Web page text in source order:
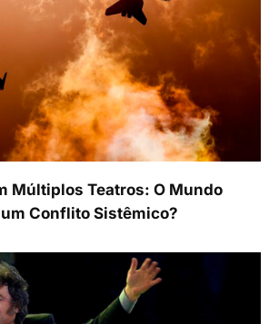
Múltiplos Teatros: O Mundo
Conflito Sistêmico?